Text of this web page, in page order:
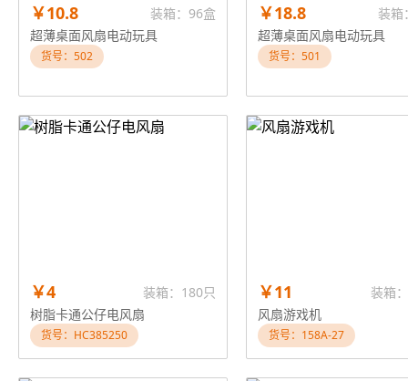
￥10.8
装箱：96盒
超薄桌面风扇电动玩具
货号：502
￥18.8
装箱
超薄桌面风扇电动玩具
货号：501
￥4
装箱：180只
树脂卡通公仔电风扇
货号：HC385250
￥11
装箱
风扇游戏机
货号：158A-27